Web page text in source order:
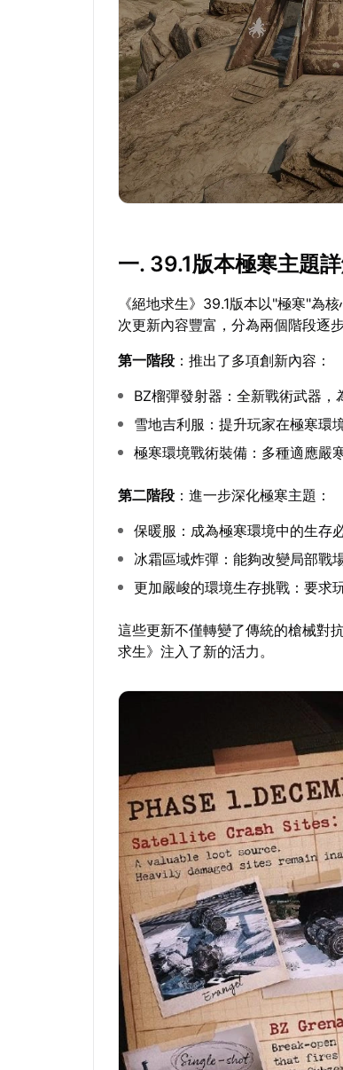
一. 39.1版本極寒主題
《絕地求生》39.1版本以"極寒"為
次更新內容豐富，分為兩個階段逐
第一階段 ：推出了多項創新內容：
BZ榴彈發射器：全新戰術武器，
雪地吉利服：提升玩家在極寒環
極寒環境戰術裝備：多種適應嚴
第二階段 ：進一步深化極寒主題：
保暖服：成為極寒環境中的生存
冰霜區域炸彈：能夠改變局部戰
更加嚴峻的環境生存挑戰：要求
這些更新不僅轉變了傳統的槍械對
求生》注入了新的活力。